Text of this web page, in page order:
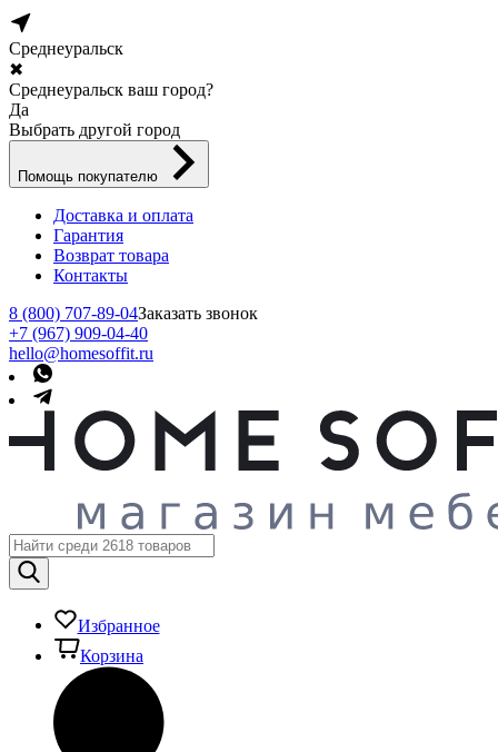
Среднеуральск
✖
Среднеуральск ваш город?
Да
Выбрать другой город
Помощь покупателю
Доставка и оплата
Гарантия
Возврат товара
Контакты
8 (800) 707-89-04Заказать звонок
+7 (967) 909-04-40
hello@homesoffit.ru
Избранное
Корзина